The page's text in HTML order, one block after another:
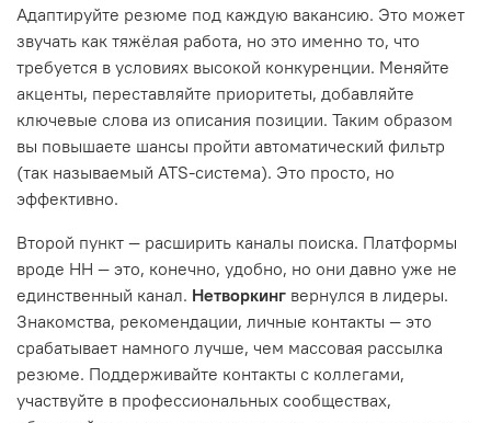
Адаптируйте резюме под каждую вакансию. Это может
звучать как тяжёлая работа, но это именно то, что
требуется в условиях высокой конкуренции. Меняйте
акценты, переставляйте приоритеты, добавляйте
ключевые слова из описания позиции. Таким образом
вы повышаете шансы пройти автоматический фильтр
(так называемый ATS-система). Это просто, но
эффективно.
Второй пункт — расширить каналы поиска. Платформы
вроде HH — это, конечно, удобно, но они давно уже не
единственный канал. Нетворкинг вернулся в лидеры.
Знакомства, рекомендации, личные контакты — это
срабатывает намного лучше, чем массовая рассылка
резюме. Поддерживайте контакты с коллегами,
участвуйте в профессиональных сообществах,